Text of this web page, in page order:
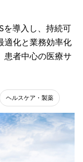
導入し、持続可
適化と業務効率化
患者中心の医療サ
ヘルスケア・製薬